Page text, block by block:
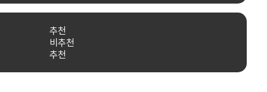
추천
비추천
추천